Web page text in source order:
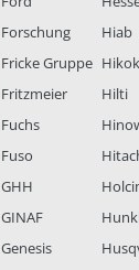
Forschung
Fricke Gruppe
Fritzmeier
Fuchs
Fuso
GHH
GINAF
Genesis
Hiab
Hilti